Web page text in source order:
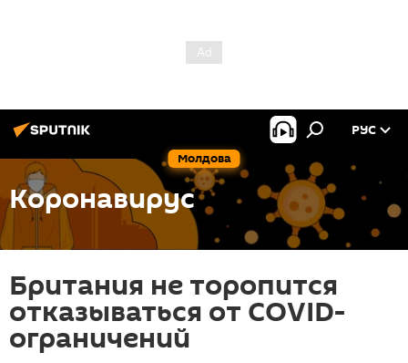
Молдова
РУС
Коронавирус
Британия не торопится
отказываться от COVID-
ограничений